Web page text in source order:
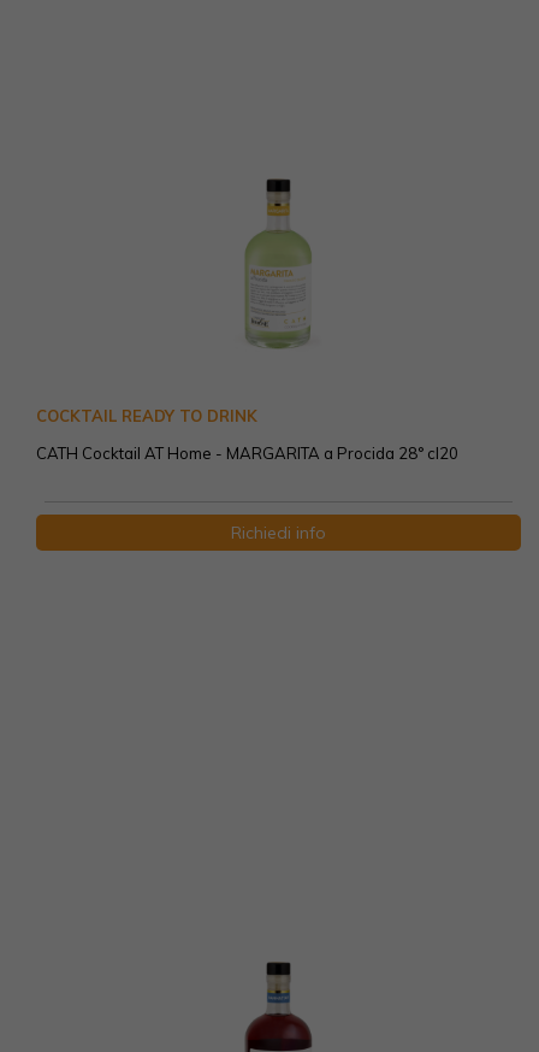
COCKTAIL READY TO DRINK
CATH Cocktail AT Home - MARGARITA a Procida 28° cl20
Richiedi info